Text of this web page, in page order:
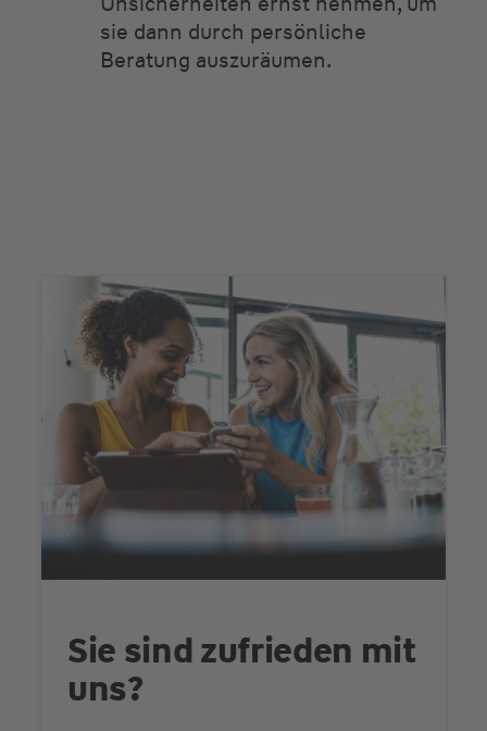
sie dann durch persönliche
Beratung auszuräumen.
Sie sind zufrieden mit
uns?